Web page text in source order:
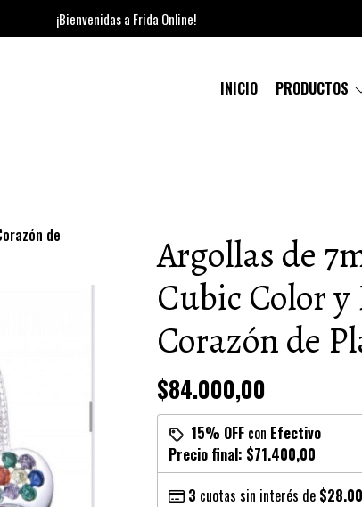
¡Bienvenidas a Frida Online!
INICIO PRODUCTOS
de
Argollas de
Cubic Color
Corazón de
$84.000,00
15% OFFcon Efectivo
Precio final: $71.400,00
3 cuotas sin interés de